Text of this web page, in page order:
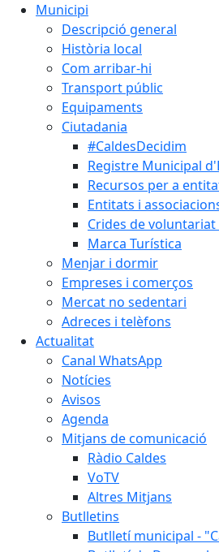
Municipi
Descripció general
Història local
Com arribar-hi
Transport públic
Equipaments
Ciutadania
#CaldesDecidim
Registre Municipal
Recursos per a
Entitats i
Crides de
Marca Turística
Menjar i dormir
Empreses i comerços
Mercat no sedentari
Adreces i telèfons
Actualitat
Canal WhatsApp
Notícies
Avisos
Agenda
Mitjans de comunicació
Ràdio Caldes
VoTV
Altres Mitjans
Butlletins
Butlletí municipal -